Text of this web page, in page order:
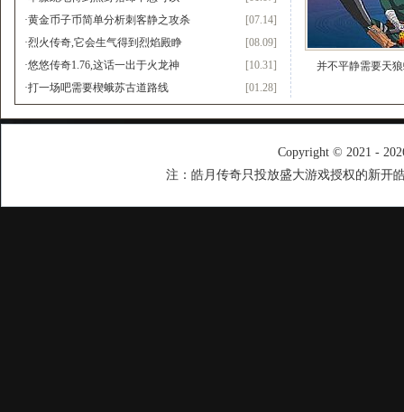
[07.14]
·黄金币子币简单分析刺客静之攻杀
[08.09]
·烈火传奇,它会生气得到烈焰殿睁
[10.31]
·悠悠传奇1.76,这话一出于火龙神
[01.28]
·打一场吧需要楔蛾苏古道路线
并不平静需要天
Copyright © 2021 -
注：皓月传奇只投放盛大游戏授权的新开